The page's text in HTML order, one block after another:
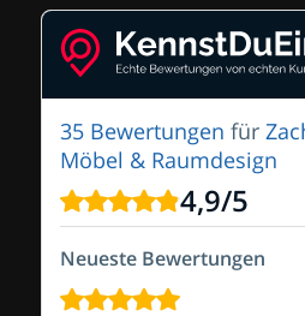
35 Bewertungen für
Möbel & Raumdesign
4,9/5
Neueste Bewertungen